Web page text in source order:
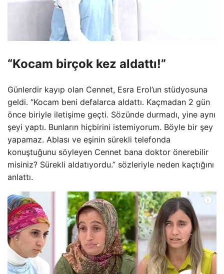
“Kocam birçok kez aldattı!”
Günlerdir kayıp olan Cennet, Esra Erol’un stüdyosuna
geldi. “Kocam beni defalarca aldattı. Kaçmadan 2 gün
önce biriyle iletişime geçti. Sözünde durmadı, yine aynı
şeyi yaptı. Bunların hiçbirini istemiyorum. Böyle bir şey
yapamaz. Ablası ve eşinin sürekli telefonda
konuştuğunu söyleyen Cennet bana doktor önerebilir
misiniz? Sürekli aldatıyordu.” sözleriyle neden kaçtığını
anlattı.